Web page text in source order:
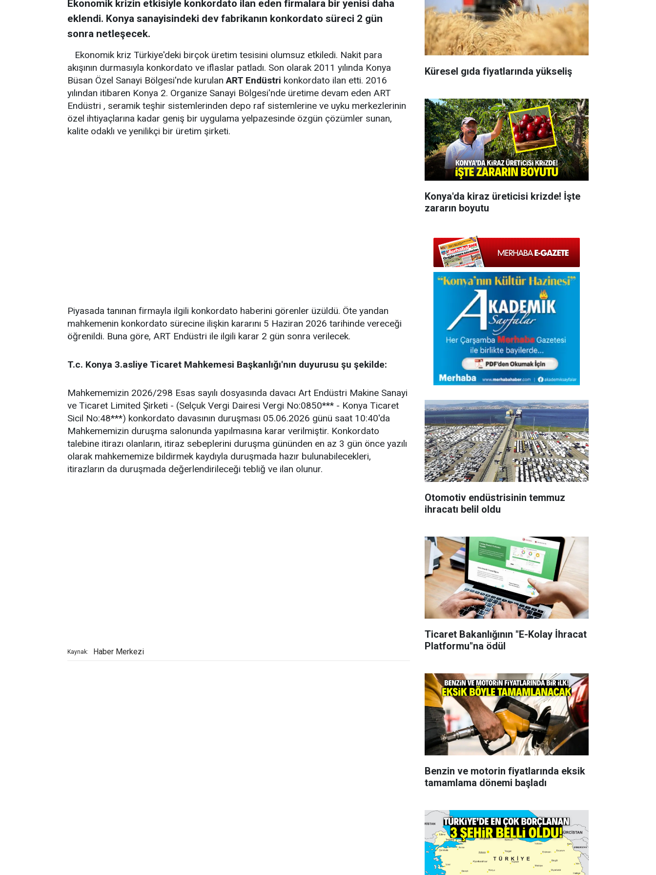
Ekonomik krizin etkisiyle konkordato ilan eden firmalara bir yenisi daha
eklendi. Konya sanayisindeki dev fabrikanın konkordato süreci 2 gün
sonra netleşecek.
Ekonomik kriz Türkiye'deki birçok üretim tesisini olumsuz etkiledi. Nakit para
akışının durmasıyla konkordato ve iflaslar patladı. Son olarak 2011 yılında Konya
Büsan Özel Sanayi Bölgesi'nde kurulanART Endüstri konkordato ilan etti. 2016
yılından itibaren Konya 2. Organize Sanayi Bölgesi'nde üretime devam eden ART
Endüstri , seramik teşhir sistemlerinden depo raf sistemlerine ve uyku merkezlerinin
özel ihtiyaçlarına kadar geniş bir uygulama yelpazesinde özgün çözümler sunan,
kalite odaklı ve yenilikçi bir üretim şirketi.
Piyasada tanınan firmayla ilgili konkordato haberini görenler üzüldü. Öte yandan
mahkemenin konkordato sürecine ilişkin kararını 5 Haziran 2026 tarihinde vereceği
öğrenildi. Buna göre, ART Endüstri ile ilgili karar 2 gün sonra verilecek.
T.c. Konya 3.asliye Ticaret Mahkemesi Başkanlığı'nın duyurusu şu şekilde:
Mahkememizin 2026/298 Esas sayılı dosyasında davacı Art Endüstri Makine Sanayi
ve Ticaret Limited Şirketi - (Selçuk Vergi Dairesi Vergi No:0850*** - Konya Ticaret
Sicil No:48***) konkordato davasının duruşması 05.06.2026 günü saat 10:40'da
Mahkememizin duruşma salonunda yapılmasına karar verilmiştir. Konkordato
talebine itirazı olanların, itiraz sebeplerini duruşma gününden en az 3 gün önce yazılı
olarak mahkememize bildirmek kaydıyla duruşmada hazır bulunabilecekleri,
itirazların da duruşmada değerlendirileceği tebliğ ve ilan olunur.
Kaynak: Haber Merkezi
Küresel gıda fiyatlarında yükseliş
Konya'da kiraz üreticisi krizde! İşte
zararın boyutu
Otomotiv endüstrisinin temmuz
ihracatı belil oldu
Ticaret Bakanlığının "E-Kolay İhracat
Platformu"na ödül
Benzin ve motorin fiyatlarında eksik
tamamlama dönemi başladı